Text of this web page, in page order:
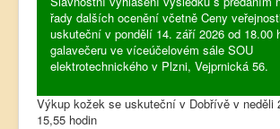
řady dalších ocenění včetně Ceny
uskuteční v pondělí 14. září 2026 od 18.00
galavečeru ve víceúčelovém sále SOU
elektrotechnického v Plzni, Vejprnická 56.
Výkup kožek se uskuteční v Dobřívě v neděli
15,55 hodin